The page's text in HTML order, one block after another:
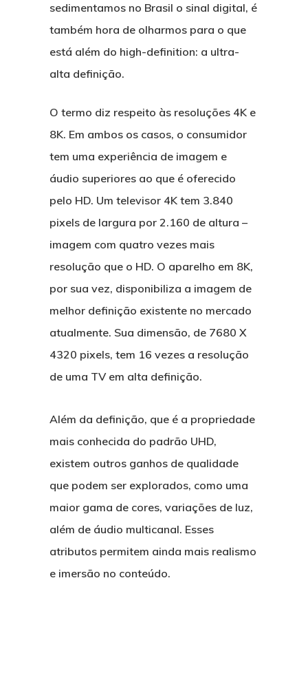
sedimentamos no Brasil o sinal digital, é
também hora de olharmos para o que
está além do high-definition: a ultra-
alta definição.
O termo diz respeito às resoluções 4K e
8K. Em ambos os casos, o consumidor
tem uma experiência de imagem e
áudio superiores ao que é oferecido
pelo HD. Um televisor 4K tem 3.840
pixels de largura por 2.160 de altura –
imagem com quatro vezes mais
resolução que o HD. O aparelho em 8K,
por sua vez, disponibiliza a imagem de
melhor definição existente no mercado
atualmente. Sua dimensão, de 7680 X
4320 pixels, tem 16 vezes a resolução
de uma TV em alta definição.
Além da definição, que é a propriedade
mais conhecida do padrão UHD,
existem outros ganhos de qualidade
que podem ser explorados, como uma
maior gama de cores, variações de luz,
além de áudio multicanal. Esses
atributos permitem ainda mais realismo
e imersão no conteúdo.
Comitê de Segurança
Comitê de Distribuição
Comitê de Hábitos de
Consumo e Visão
English